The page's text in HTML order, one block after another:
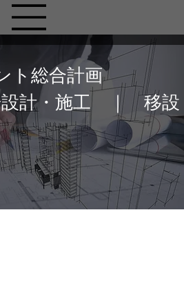
ト総合計画
設計・施工 ｜ 移